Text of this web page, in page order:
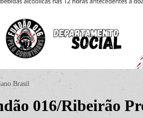
Brasil
016/Ribeirão